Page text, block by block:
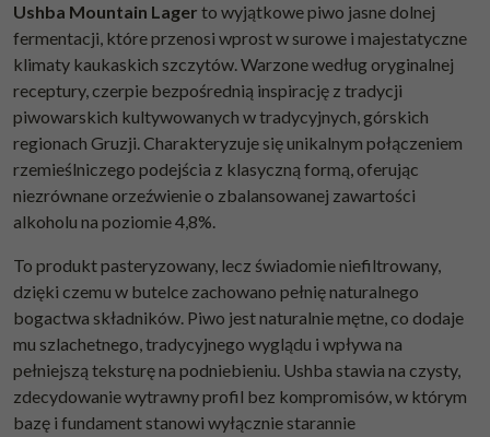
Ushba Mountain Lager to wyjątkowe piwo jasne dolnej
fermentacji, które przenosi wprost w surowe i majestatyczne
klimaty kaukaskich szczytów. Warzone według oryginalnej
receptury, czerpie bezpośrednią inspirację z tradycji
piwowarskich kultywowanych w tradycyjnych, górskich
regionach Gruzji. Charakteryzuje się unikalnym połączeniem
rzemieślniczego podejścia z klasyczną formą, oferując
niezrównane orzeźwienie o zbalansowanej zawartości
alkoholu na poziomie 4,8%.
To produkt pasteryzowany, lecz świadomie niefiltrowany,
dzięki czemu w butelce zachowano pełnię naturalnego
bogactwa składników. Piwo jest naturalnie mętne, co dodaje
mu szlachetnego, tradycyjnego wyglądu i wpływa na
pełniejszą teksturę na podniebieniu. Ushba stawia na czysty,
zdecydowanie wytrawny profil bez kompromisów, w którym
bazę i fundament stanowi wyłącznie starannie